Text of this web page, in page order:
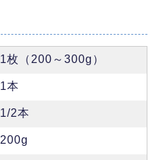
1枚（200～300g）
1本
1/2本
200g